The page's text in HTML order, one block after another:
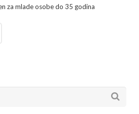
za mlade osobe do 35 godina